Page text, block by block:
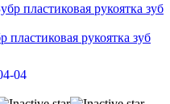
рукоятка зуб
04